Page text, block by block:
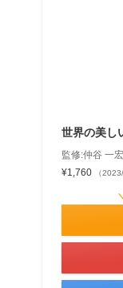
世界の美し
監修:仲谷 一宏
¥1,760
（